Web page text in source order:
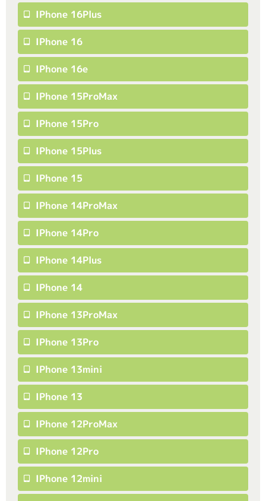
IPhone 16Plus
IPhone 16
IPhone 16e
IPhone 15ProMax
IPhone 15Pro
IPhone 15Plus
IPhone 15
IPhone 14ProMax
IPhone 14Pro
IPhone 14Plus
IPhone 14
IPhone 13ProMax
IPhone 13Pro
IPhone 13mini
IPhone 13
IPhone 12ProMax
IPhone 12Pro
IPhone 12mini